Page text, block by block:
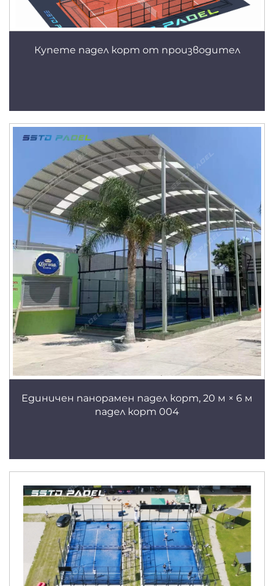
Купете падел корт от производител
Единичен панорамен падел корт, 20 м × 6 м
падел корт 004